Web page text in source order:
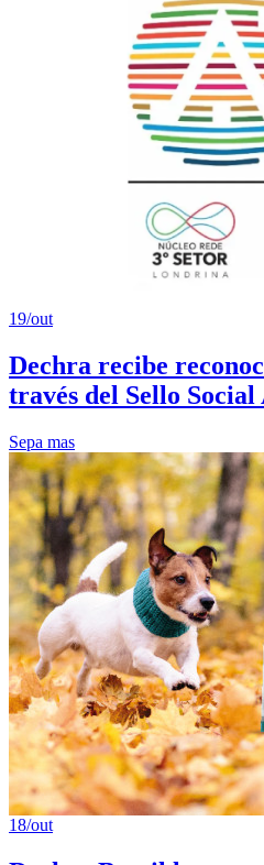
19/out
Dechra recibe
través del Sello Social
Sepa mas
18/out